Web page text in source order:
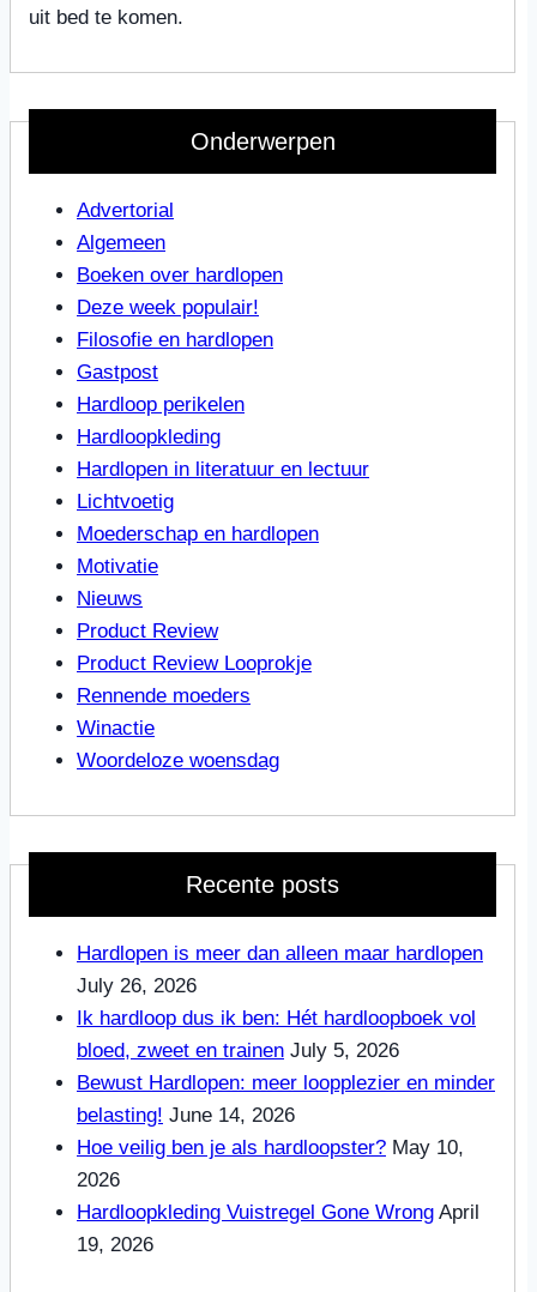
uit bed te komen.
Onderwerpen
Advertorial
Algemeen
Boeken over hardlopen
Deze week populair!
Filosofie en hardlopen
Gastpost
Hardloop perikelen
Hardloopkleding
Hardlopen in literatuur en lectuur
Lichtvoetig
Moederschap en hardlopen
Motivatie
Nieuws
Product Review
Product Review Looprokje
Rennende moeders
Winactie
Woordeloze woensdag
Recente posts
Hardlopen is meer dan alleen maar hardlopen
July 26, 2026
Ik hardloop dus ik ben: Hét hardloopboek vol
bloed, zweet en trainen July 5, 2026
Bewust Hardlopen: meer loopplezier en minder
belasting! June 14, 2026
Hoe veilig ben je als hardloopster? May 10,
2026
Hardloopkleding Vuistregel Gone Wrong April
19, 2026